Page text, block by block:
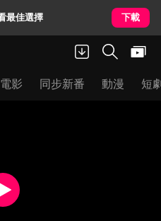
最佳選擇 下載
電影 同步新番 動漫 短